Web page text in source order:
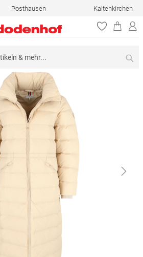
Posthausen Kaltenkirchen